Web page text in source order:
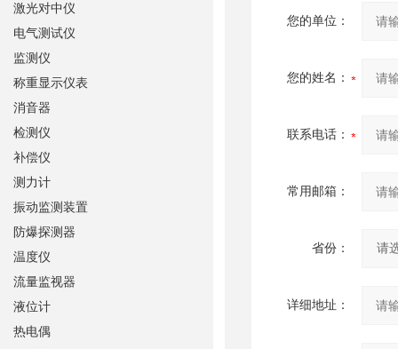
您的单位：
您的姓名：
联系电话：
常用邮箱：
省份：
详细地址：
激光对中仪
电气测试仪
监测仪
称重显示仪表
消音器
检测仪
补偿仪
测力计
振动监测装置
防爆探测器
温度仪
流量监视器
液位计
热电偶